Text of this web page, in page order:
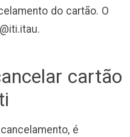
do cartão. O
.
cartão
é